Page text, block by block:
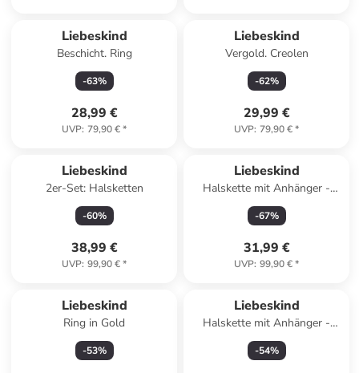
Liebeskind
Beschicht. Ring
-63%
28,99 €
UVP: 79,90 €*
Liebeskind
Vergold. Creolen
-62%
29,99 €
UVP: 79,90 €*
Liebeskind
2er-Set: Halsketten
-60%
38,99 €
UVP: 99,90 €*
Liebeskind
Halskette mit Anhänger -
(L)45 cm
-67%
31,99 €
UVP: 99,90 €*
Liebeskind
Ring in Gold
-53%
Liebeskind
Halskette mit Anhänger -
(L)45 cm
-54%